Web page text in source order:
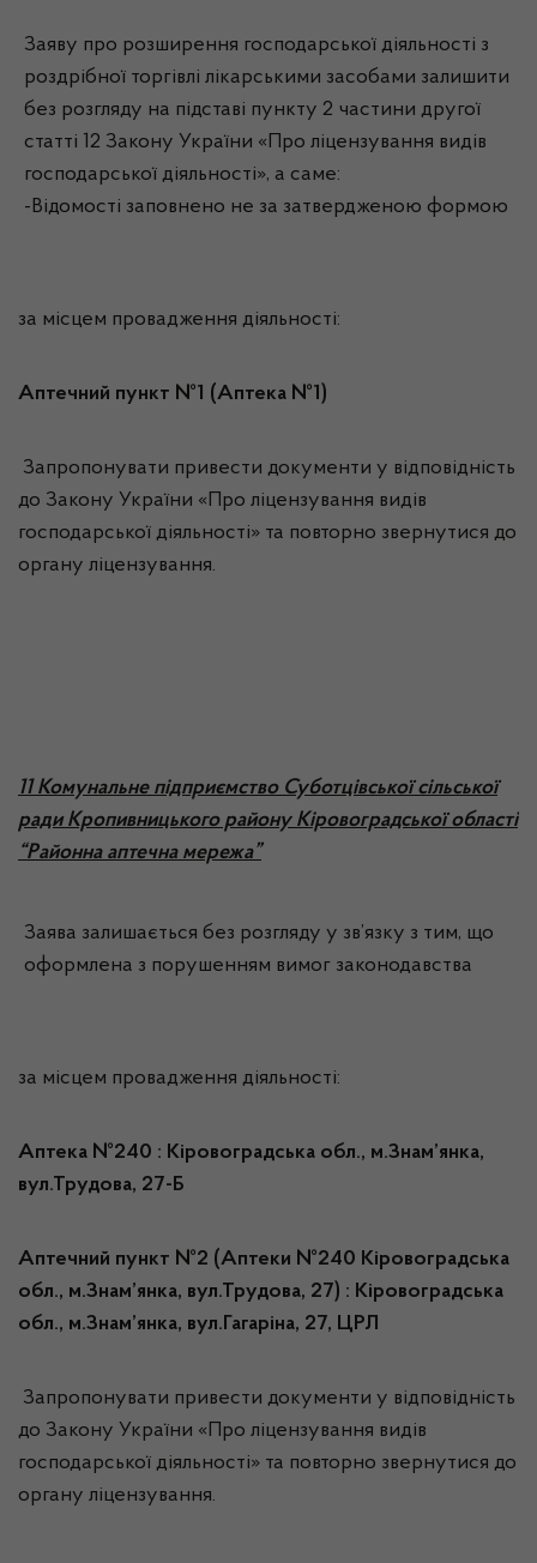
Заяву про розширення господарської діяльності з
роздрібної торгівлі лікарськими засобами залишити
без розгляду на підставі пункту 2 частини другої
статті 12 Закону України «Про ліцензування видів
господарської діяльності», а саме:
-Відомості заповнено не за затвердженою формою
за місцем провадження діяльності:
Аптечний пункт №1 (Аптека №1)
Запропонувати привести документи у відповідність
до Закону України «Про ліцензування видів
господарської діяльності» та повторно звернутися до
органу ліцензування.
11 Комунальне підприємство Суботцівської сільської
ради Кропивницького району Кіровоградської області
“Районна аптечна мережа”
Заява залишається без розгляду у зв’язку з тим, що
оформлена з порушенням вимог законодавства
за місцем провадження діяльності:
Аптека №240 : Кіровоградська обл., м.Знам’янка,
вул.Трудова, 27-Б
Аптечний пункт №2 (Аптеки №240 Кіровоградська
обл., м.Знам’янка, вул.Трудова, 27) : Кіровоградська
обл., м.Знам’янка, вул.Гагаріна, 27, ЦРЛ
Запропонувати привести документи у відповідність
до Закону України «Про ліцензування видів
господарської діяльності» та повторно звернутися до
органу ліцензування.